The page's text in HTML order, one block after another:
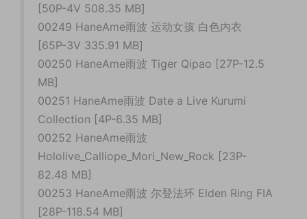
[50P-4V 508.35 MB]
00249 HaneAme雨波 运动女孩 白色内衣
[65P-3V 335.91 MB]
00250 HaneAme雨波 Tiger Qipao [27P-12.5
MB]
00251 HaneAme雨波 Date a Live Kurumi
Collection [4P-6.35 MB]
00252 HaneAme雨波
Hololive_Calliope_Mori_New_Rock [23P-
82.48 MB]
00253 HaneAme雨波 尔登法环 Elden Ring FIA
[28P-118.54 MB]